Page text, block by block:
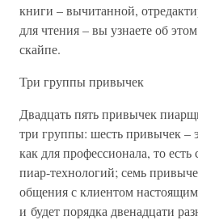
книги – вычитанной,
для чтения – вы узнаете об
скайпе.
Три группы привычек
Двадцать пять привычек
три группы: шесть привычек –
как для профессионала, то есть
пиар-технологий; семь
общения с клиентом
и будет порядка двенадцати